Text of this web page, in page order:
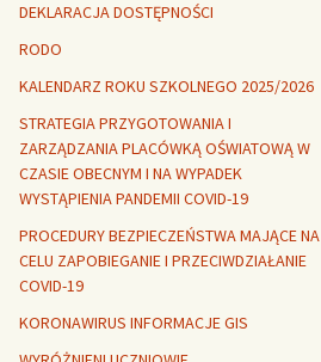
DEKLARACJA DOSTĘPNOŚCI
RODO
KALENDARZ ROKU SZKOLNEGO 2025/2026
STRATEGIA PRZYGOTOWANIA I
ZARZĄDZANIA PLACÓWKĄ OŚWIATOWĄ W
CZASIE OBECNYM I NA WYPADEK
WYSTĄPIENIA PANDEMII COVID-19
PROCEDURY BEZPIECZEŃSTWA MAJĄCE NA
CELU ZAPOBIEGANIE I PRZECIWDZIAŁANIE
COVID-19
KORONAWIRUS INFORMACJE GIS